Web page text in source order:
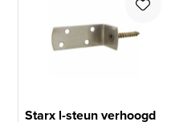
Starx l-steun verhoogd